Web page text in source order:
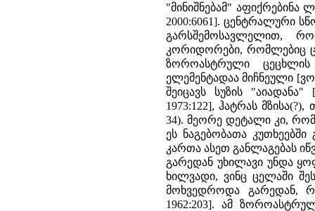
"მინიშნე­ბამ"
2000:60­61]. ცენტრალური
გარსშემოსავლელით,
კორიდორები, რომლე­ბიც
ზოროასტრული ცეცხლის
ელემენტადაა მიჩნეული
შეიცავს სუზის
1973:122], ჰატრას
34). მეორე დეტალი კი,
ეს ნაგებობათა
კართა ასეთ განლაგებას
გარედან უხილავი უნდა
ხილვადი, ვინც ცელაში
მოხვედროდა გარედან,
1962:203].ამ